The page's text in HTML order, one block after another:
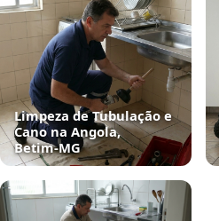
Limpeza de Tubulação e
Cano na Angola,
Betim‑MG